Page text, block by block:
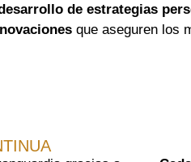
de estrategias
que aseguren los